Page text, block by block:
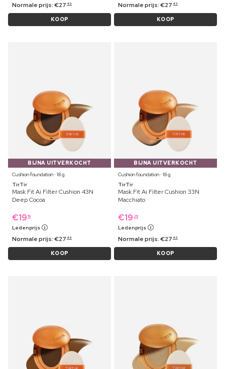
Normale prijs:€27 49
KOOP
Normale prijs:€27 49
KOOP
BIJNA UITVERKOCHT
Cushion foundation ⋅ 18 g
TirTir
Mask Fit Ai Filter Cushion 43N
Deep Cocoa
€19 19
Ledenprijs
Normale prijs:€27 49
KOOP
BIJNA UITVERKOCHT
Cushion foundation ⋅ 18 g
TirTir
Mask Fit Ai Filter Cushion 33N
Macchiato
€19 29
Ledenprijs
Normale prijs:€27 49
KOOP